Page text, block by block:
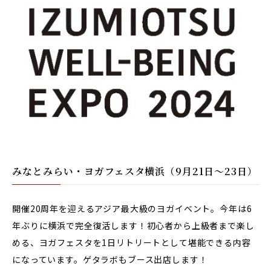
みなとみらい・ヨガフェスタ横浜（9月21日〜23日）
開催20周年を迎えるアジア最大級のヨガイベント。今年は6
年ぶりに横浜で完全復活します！初心者から上級者まで楽し
める、ヨガフェスタを1日リトリートとして堪能できる内容
になっています。ゲタラボもブース出店します！